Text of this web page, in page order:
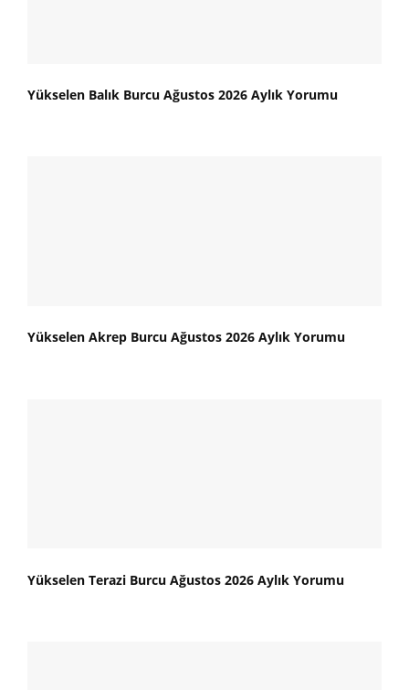
Yükselen Balık Burcu Ağustos 2026 Aylık Yorumu
Yükselen Akrep Burcu Ağustos 2026 Aylık Yorumu
Yükselen Terazi Burcu Ağustos 2026 Aylık Yorumu